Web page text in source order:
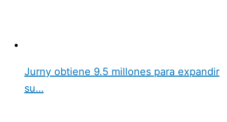
Jurny obtiene 9.5 millones para expandir
su…